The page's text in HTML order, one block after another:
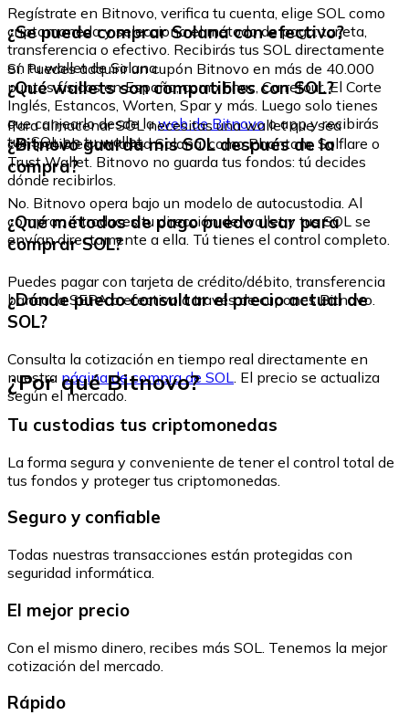
Regístrate en Bitnovo, verifica tu cuenta, elige SOL como
criptomoneda y selecciona el método de pago: tarjeta,
transferencia o efectivo. Recibirás tus SOL directamente
en tu wallet de Solana.
¿Se puede comprar Solana con efectivo?
Sí. Puedes adquirir un cupón Bitnovo en más de 40.000
puntos físicos en España, como Fnac, Carrefour, El Corte
Inglés, Estancos, Worten, Spar y más. Luego solo tienes
que canjearlo desde laweb de Bitnovoo app y recibirás
tus SOL en tu wallet.
¿Qué wallets son compatibles con SOL?
Para almacenar SOL necesitas una wallet que sea
compatible con la red Solana, como Phantom, Solflare o
Trust Wallet. Bitnovo no guarda tus fondos: tú decides
dónde recibirlos.
¿Bitnovo guarda mis SOL después de la
compra?
No. Bitnovo opera bajo un modelo de autocustodia. Al
comprar, introduces tu dirección de wallet y tus SOL se
envían directamente a ella. Tú tienes el control completo.
¿Qué métodos de pago puedo usar para
comprar SOL?
Puedes pagar con tarjeta de crédito/débito, transferencia
bancaria SEPA o efectivo a través de cupones Bitnovo.
¿Dónde puedo consultar el precio actual de
SOL?
Consulta la cotización en tiempo real directamente en
nuestra página de compra de SOL. El precio se actualiza
según el mercado.
¿Por qué Bitnovo?
Tu custodias tus criptomonedas
La forma segura y conveniente de tener el control total de
tus fondos y proteger tus criptomonedas.
Seguro y confiable
Todas nuestras transacciones están protegidas con
seguridad informática.
El mejor precio
Con el mismo dinero, recibes más SOL. Tenemos la mejor
cotización del mercado.
Rápido